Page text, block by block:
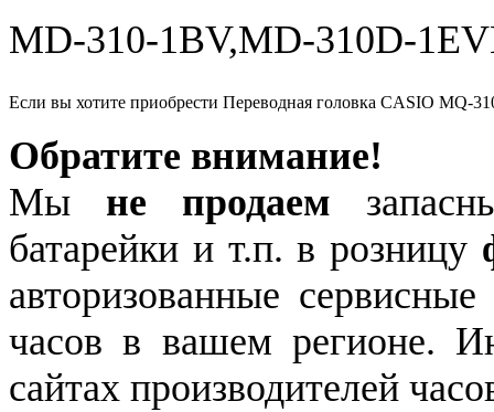
MD-310-1BV,MD-310D-
Если вы хотите приобрести Переводная головка CASIO MQ-
Обратите внимание!
Мы не продаем
батарейки и т.п. в розницу
авторизованные
часов в вашем регионе.
сайтах производителей